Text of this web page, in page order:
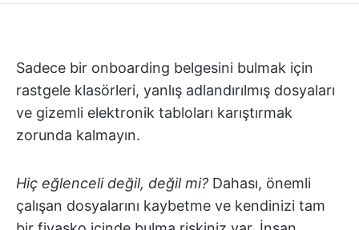
Sadece bir onboarding belgesini bulmak için
rastgele klasörleri, yanlış adlandırılmış dosyaları
ve gizemli elektronik tabloları karıştırmak
zorunda kalmayın.
Hiç eğlenceli değil, değil mi? Dahası, önemli
çalışan dosyalarını kaybetme ve kendinizi tam